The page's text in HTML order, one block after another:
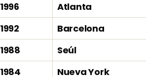
1996
Atlanta
1992
Barcelona
1988
Seúl
1984
Nueva York